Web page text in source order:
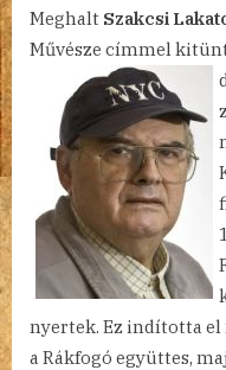
Meghalt Szakcsi
Művésze címmel
nyertek. Ez indította
a Rákfogó együttes,